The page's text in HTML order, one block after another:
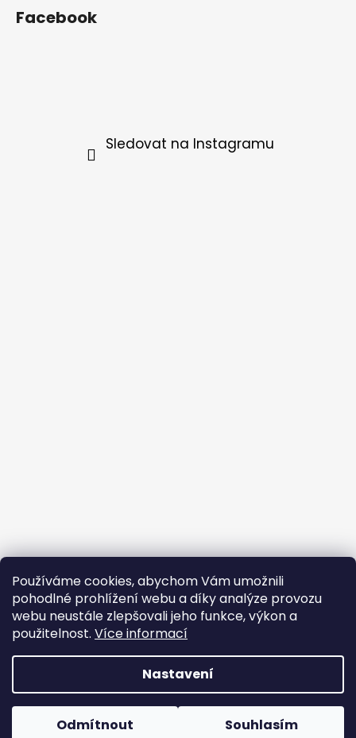
Používáme cookies, abychom Vám umožnili
pohodlné prohlížení webu a díky analýze provozu
webu neustále zlepšovali jeho funkce, výkon a
použitelnost. Více informací
Nastavení
Odmítnout Souhlasím
Facebook
Sledovat na Instagramu
Copyright 2026Oxybag . Všechna práva vyhrazena.